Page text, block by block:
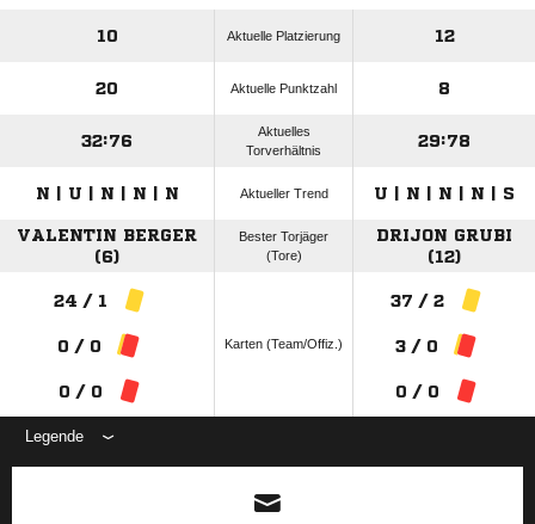
10 Aktuelle Platzierung 12
20 Aktuelle Punktzahl 8
32:76
Aktuelles
Torverhältnis
29:78
N | U | N | N | N Aktueller Trend U | N | N | N | S
VALENTIN BERGER
(6)
Bester Torjäger
(Tore)
DRIJON GRUBI
(12)
24 / 1
0 / 0
0 / 0
Karten (Team/Offiz.)
37 / 2
3 / 0
0 / 0
Legende
ANZEIGE